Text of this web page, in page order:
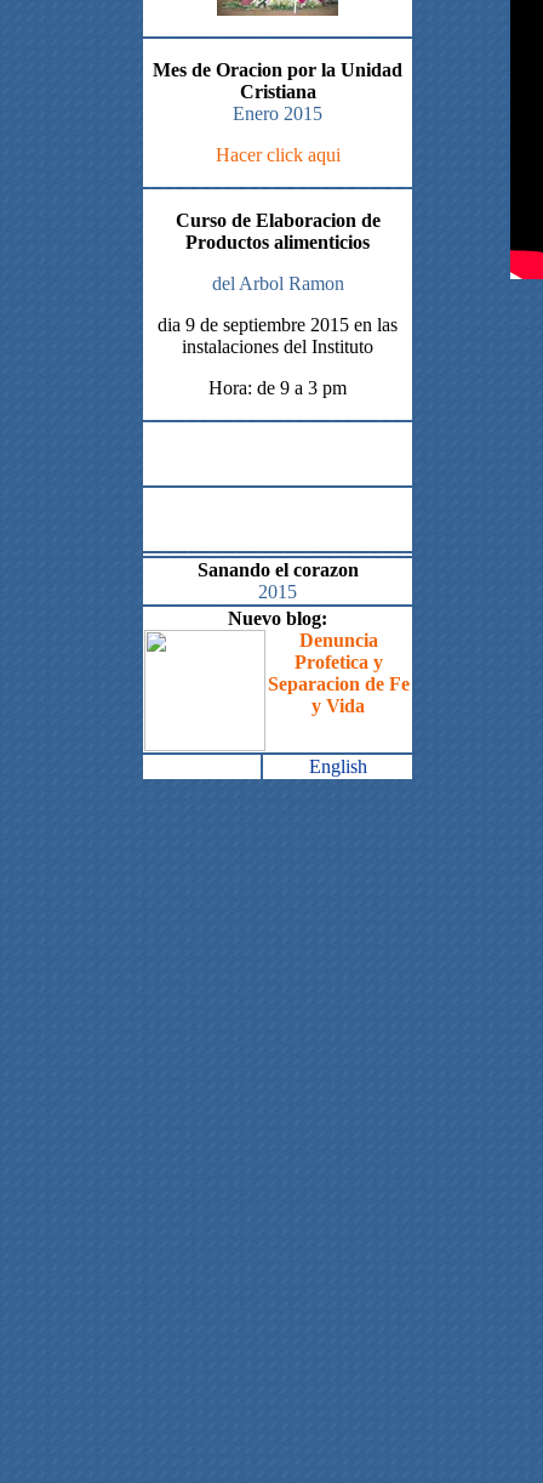
Mes de Oracion por la Unidad
Cristiana
Enero 2015
Hacer click aqui
Curso de Elaboracion de
Productos alimenticios
del Arbol Ramon
dia 9 de septiembre 2015 en las
instalaciones del Instituto
Hora: de 9 a 3 pm
Sanando el corazon
2015
Nuevo blog:
Denuncia
Profetica y
Separacion de Fe
y Vida
English